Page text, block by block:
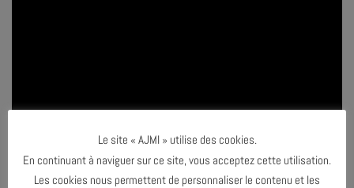
Le site « AJMI » utilise des cookies.
En continuant à naviguer sur ce site, vous acceptez cette utilisation.
Les cookies nous permettent de personnaliser le contenu et les